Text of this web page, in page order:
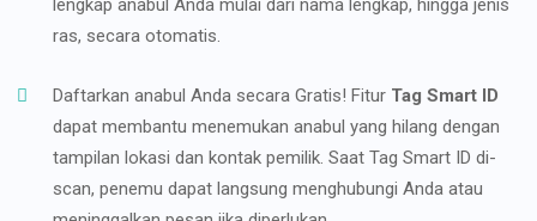
lengkap anabul Anda mulai dari nama lengkap, hingga jenis
ras, secara otomatis.
Daftarkan anabul Anda secara Gratis! Fitur Tag Smart ID
dapat membantu menemukan anabul yang hilang dengan
tampilan lokasi dan kontak pemilik. Saat Tag Smart ID di-
scan, penemu dapat langsung menghubungi Anda atau